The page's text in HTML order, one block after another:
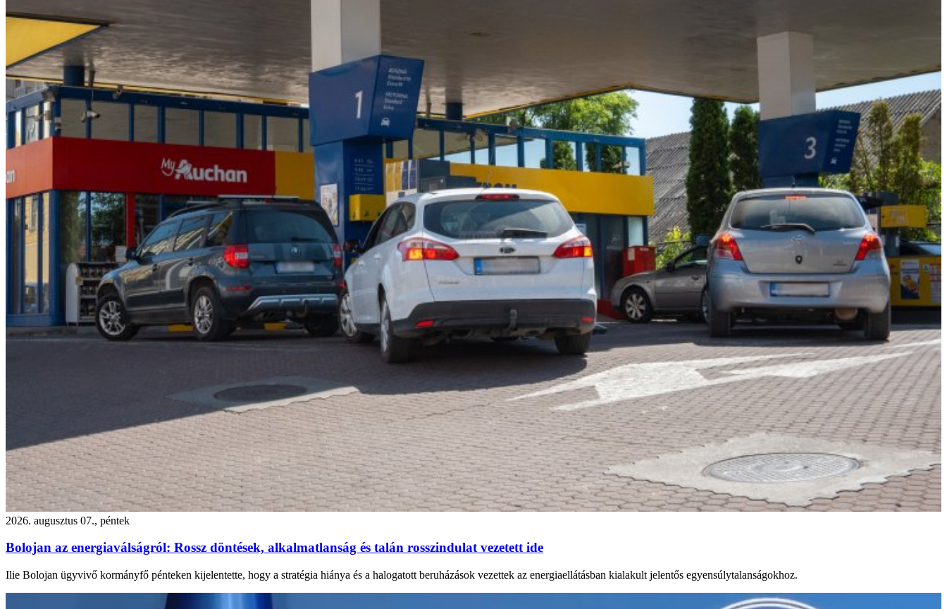
2026. augusztus 07., péntek
Bolojan az energiaválságról: Rossz döntések, alkalmatlanság és talán rosszindulat vezetett ide
Ilie Bolojan ügyvivő kormányfő pénteken kijelentette, hogy a stratégia hiánya és a halogatott beruházások vezettek az energiaellátásban kialakult jelentős egyensúlytalanságokhoz.